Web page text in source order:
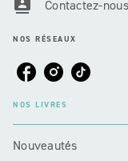
Contactez-nous
NOS RÉSEAUX
NOS LIVRES
Nouveautés